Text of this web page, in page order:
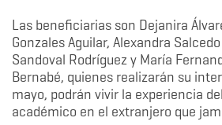
Las beneficiarias son Dejanira
Gonzales Aguilar, Alexandra
Sandoval Rodríguez y María
Bernabé, quienes realizarán su
mayo, podrán vivir la experiencia
académico en el extranjero que